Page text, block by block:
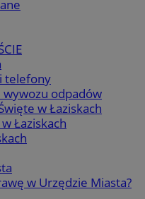
telefony
odpadów
w Łaziskach
Łaziskach
w Urzędzie Miasta?